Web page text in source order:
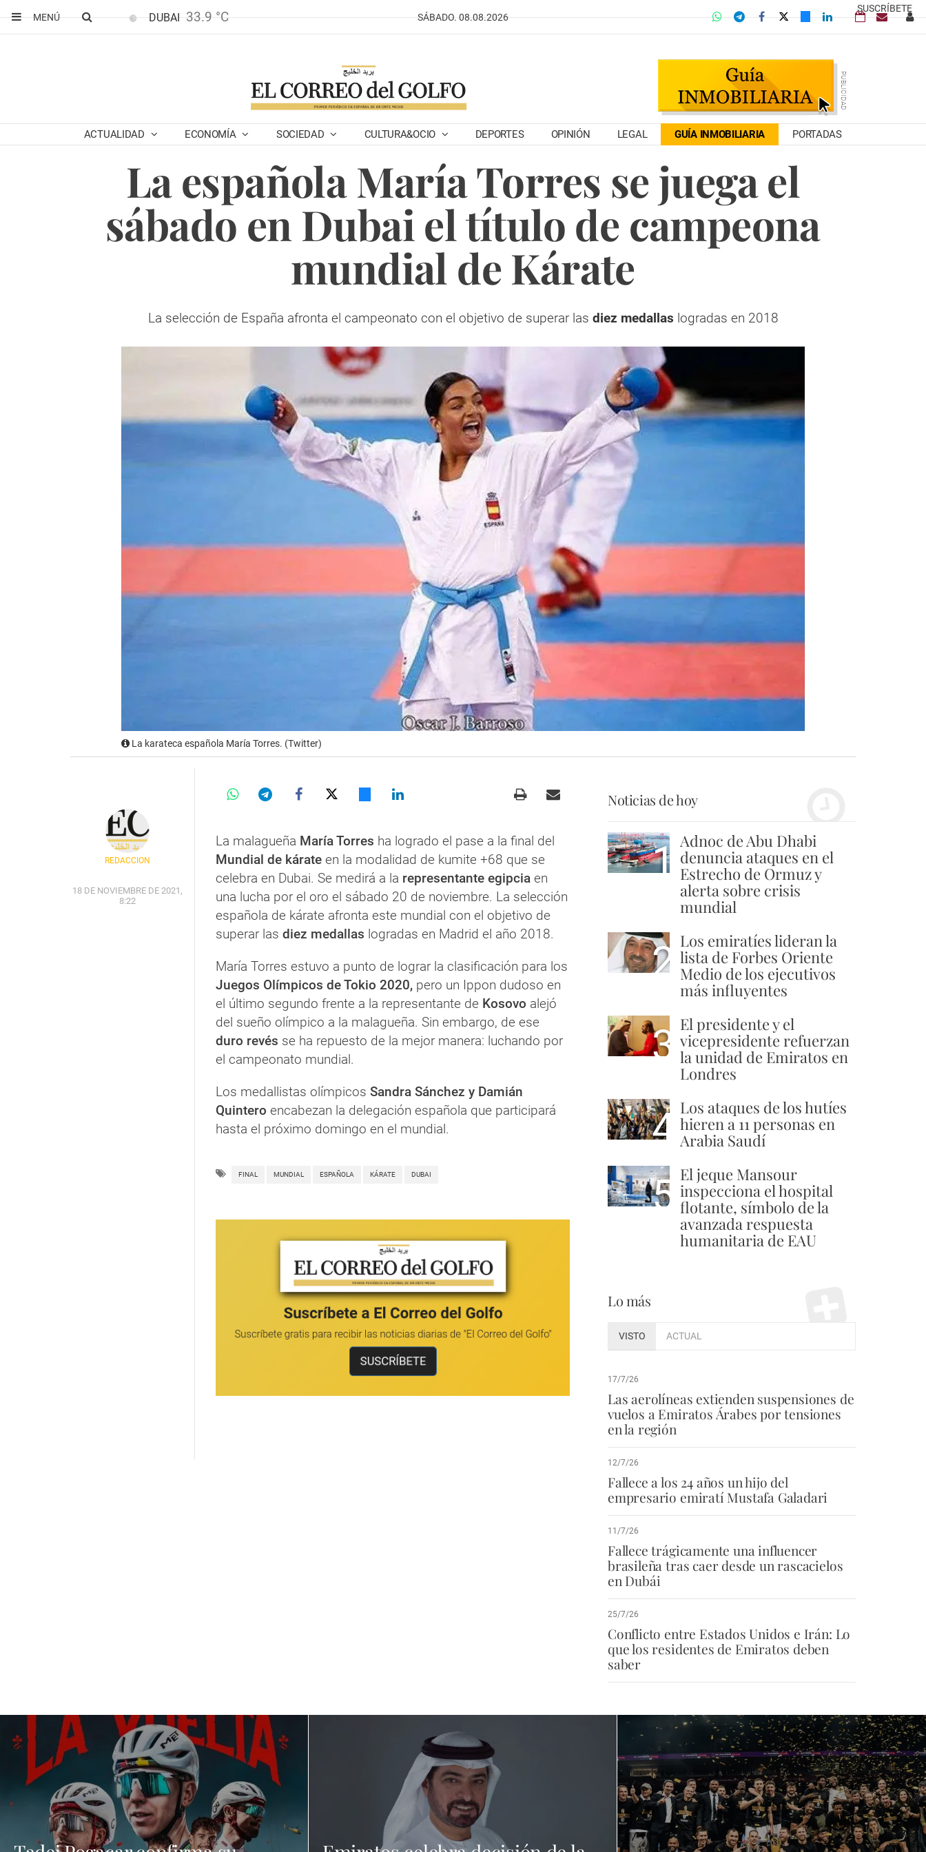
SUSCRÍBETE
MENÚ
DUBAI 33.9 °C SÁBADO. 08.08.2026
ACTUALIDAD ECONOMÍA SOCIEDAD CULTURA&OCIO DEPORTES OPINIÓN LEGAL GUÍA INMOBILIARIA PORTADAS
La española María Torres se juega el
sábado en Dubai el título de campeona
mundial de Kárate
La selección de España afronta el campeonato con el objetivo de superar las diez medallas logradas en 2018
La karateca española María Torres. (Twitter)
REDACCIÓN
18 DE NOVIEMBRE DE 2021,
8:22
La malagueña María Torres ha logrado el pase a la final del
Mundial de kárate en la modalidad de kumite +68 que se
celebra en Dubai. Se medirá a la representante egipcia en
una lucha por el oro el sábado 20 de noviembre. La selección
española de kárate afronta este mundial con el objetivo de
superar las diez medallas logradas en Madrid el año 2018.
María Torres estuvo a punto de lograr la clasificación para los
Juegos Olímpicos de Tokio 2020, pero un Ippon dudoso en
el último segundo frente a la representante de Kosovo alejó
del sueño olímpico a la malagueña. Sin embargo, de ese
duro revés se ha repuesto de la mejor manera: luchando por
el campeonato mundial.
Los medallistas olímpicos Sandra Sánchez y Damián
Quintero encabezan la delegación española que participará
hasta el próximo domingo en el mundial.
FINAL MUNDIAL ESPAÑOLA KÁRATE DUBAI
Noticias de hoy
1 Adnoc de Abu Dhabi
denuncia ataques en el
Estrecho de Ormuz y
alerta sobre crisis
mundial
2 Los emiratíes lideran la
lista de Forbes Oriente
Medio de los ejecutivos
más influyentes
3 El presidente y el
vicepresidente refuerzan
la unidad de Emiratos en
Londres
4 Los ataques de los hutíes
hieren a 11 personas en
Arabia Saudí
5 El jeque Mansour
inspecciona el hospital
flotante, símbolo de la
avanzada respuesta
humanitaria de EAU
Lo más
VISTO ACTUAL
17/7/26
Las aerolíneas extienden suspensiones de
vuelos a Emiratos Árabes por tensiones
en la región
12/7/26
Fallece a los 24 años un hijo del
empresario emiratí Mustafa Galadari
11/7/26
Fallece trágicamente una influencer
brasileña tras caer desde un rascacielos
en Dubái
25/7/26
Conflicto entre Estados Unidos e Irán: Lo
que los residentes de Emiratos deben
saber